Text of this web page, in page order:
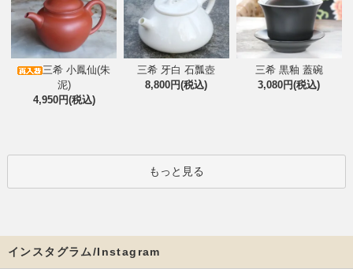
三希 小鳳仙(朱
泥)
4,950円(税込)
三希 牙白 石瓢壺
8,800円(税込)
三希 黒釉 蓋碗
3,080円(税込)
もっと見る
インスタグラム/Instagram